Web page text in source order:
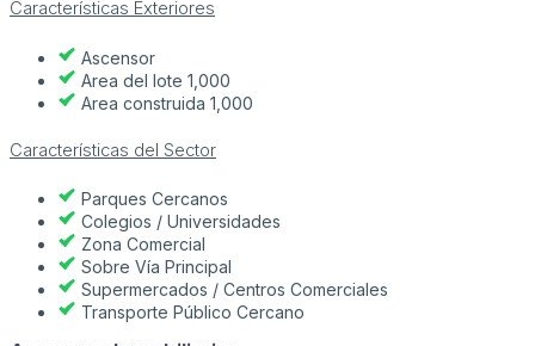
Características Exteriores
Ascensor
Area del lote 1,000
Area construida 1,000
Características del Sector
Parques Cercanos
Colegios / Universidades
Zona Comercial
Sobre Vía Principal
Supermercados / Centros Comerciales
Transporte Público Cercano